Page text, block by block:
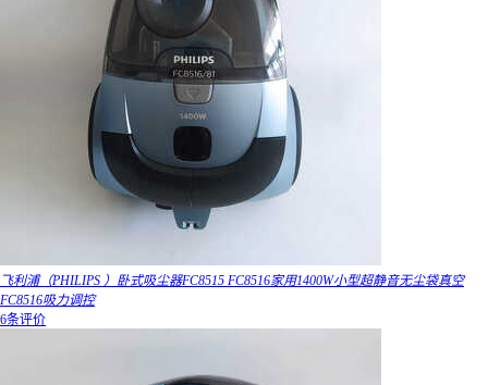
飞利浦（PHILIPS ）卧式吸尘器FC8515 FC8516家用1400W小型超静音无尘袋真空
FC8516吸力调控
6条评价